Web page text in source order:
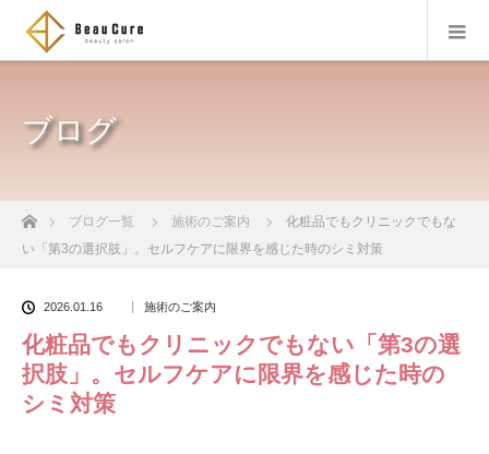
ブログ
ホームブログ一覧 施術のご案内
化粧品でもクリニックでもな
い「第3の選択肢」。セルフケアに限界を感じた時のシミ対策
2026.01.16 施術のご案内
化粧品でもクリニックでもない「第3の選
択肢」。セルフケアに限界を感じた時の
シミ対策